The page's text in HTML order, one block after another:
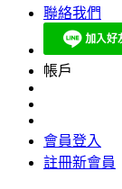
聯絡我們
帳戶
會員登入
註冊新會員